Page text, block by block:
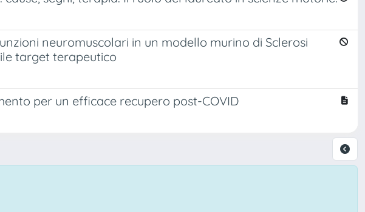
neuromuscolari in un modello murino di Sclerosi
target terapeutico
per un efficace recupero post-COVID